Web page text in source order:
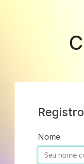
Registro
Nome